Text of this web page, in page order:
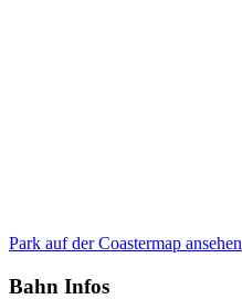
Park auf der Coastermap ansehen
Bahn Infos